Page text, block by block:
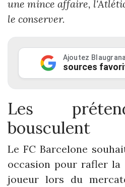
une mince affaire,
le conserver.
Ajoutez
sources
Les
bousculent
Le FC Barcelone
occasion pour rafler
joueur lors du